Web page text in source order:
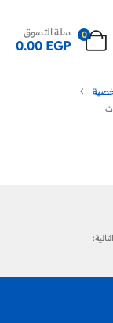
0 سلة التسوق
0.00 EGP